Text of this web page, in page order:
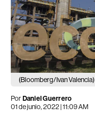
(Bloomberg/Ivan Valencia)
PorDaniel Guerrero
01 de junio, 2022 | 11:09 AM